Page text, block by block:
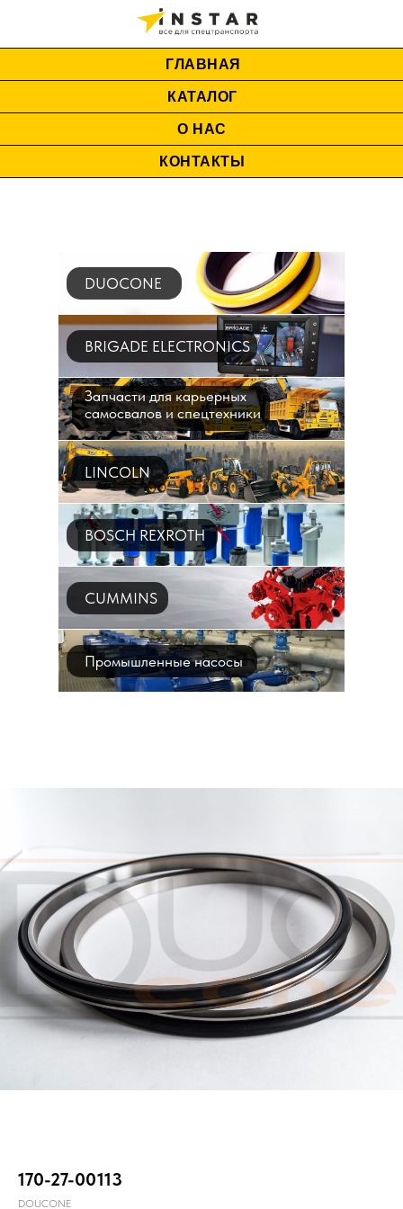
ГЛАВНАЯ
КАТАЛОГ
О НАС
КОНТАКТЫ
DUOCONE
BRIGADE ELECTRONICS
Запчасти для карьерных
самосвалов и спецтехники
LINCOLN
BOSCH REXROTH
CUMMINS
Промышленные насосы
170-27-00113
DOUCONE